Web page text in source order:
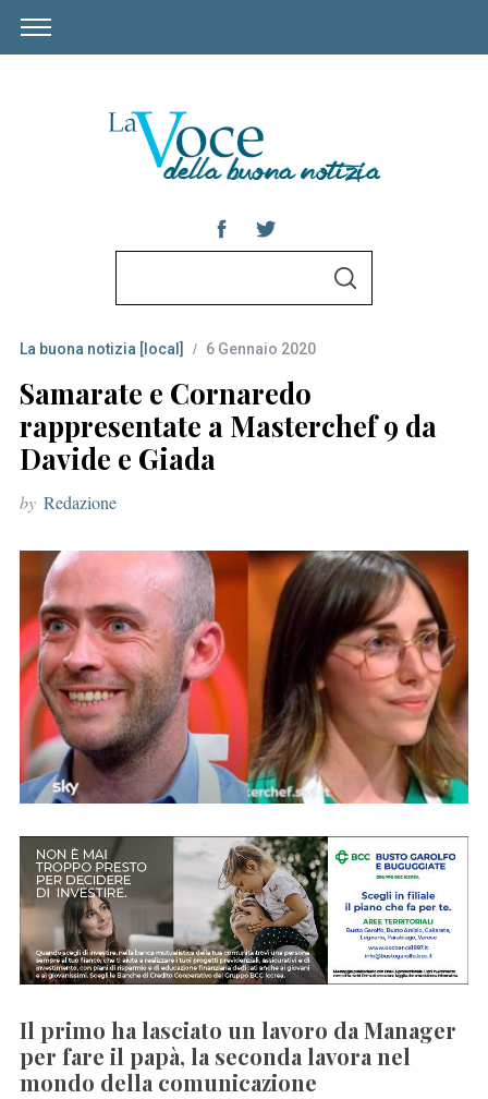
r
c
h
o
r
S
La buona notizia [local] 6 Gennaio 2020
Samarate e Cornaredo
rappresentate a Masterchef 9 da
Davide e Giada
by Redazione
Il primo ha lasciato un lavoro da Manager
per fare il papà, la seconda lavora nel
mondo della comunicazione